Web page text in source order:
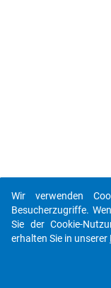
Wir verwenden
Besucherzugriffe.
Sie der Cookie-
erhalten Sie in unserer